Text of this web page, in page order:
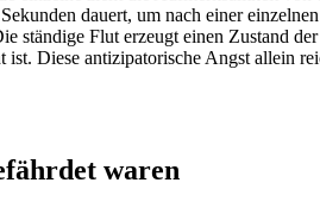
dauert, um nach einer
ständige Flut erzeugt einen Zustand
Diese antizipatorische Angst allein
waren